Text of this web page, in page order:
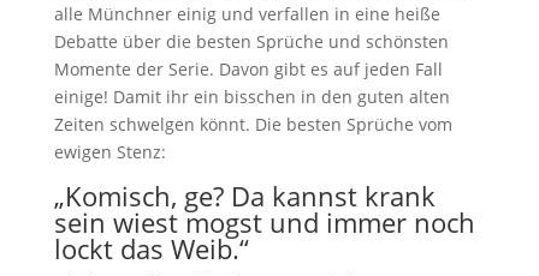
alle Münchner einig und verfallen in eine heiße
Debatte über die besten Sprüche und schönsten
Momente der Serie. Davon gibt es auf jeden Fall
einige! Damit ihr ein bisschen in den guten alten
Zeiten schwelgen könnt. Die besten Sprüche vom
ewigen Stenz:
„Komisch, ge? Da kannst krank
sein wiest mogst und immer noch
lockt das Weib.“